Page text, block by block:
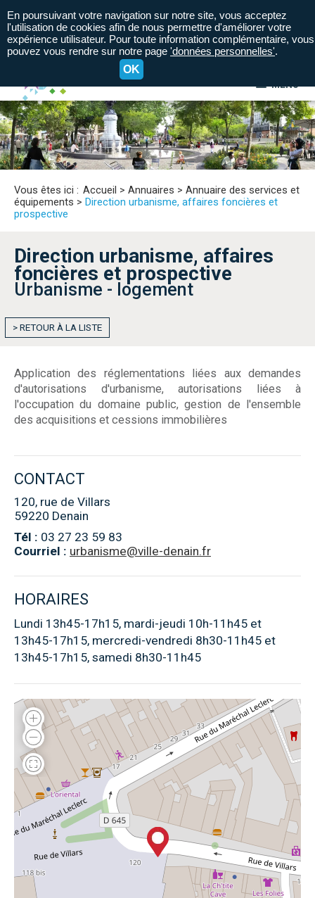
MENU
A= A- A+
Vous êtes ici : Accueil > Annuaires > Annuaire des services et
équipements > Direction urbanisme, affaires foncières et
prospective
Direction urbanisme, affaires
foncières et prospective
Urbanisme - logement
> RETOUR À LA LISTE
Application des réglementations liées aux demandes
d'autorisations d'urbanisme, autorisations liées à
l'occupation du domaine public, gestion de l'ensemble
des acquisitions et cessions immobilières
CONTACT
120, rue de Villars
59220 Denain
Tél : 03 27 23 59 83
Courriel : urbanisme@ville-denain.fr
HORAIRES
Lundi 13h45-17h15, mardi-jeudi 10h-11h45 et
13h45-17h15, mercredi-vendredi 8h30-11h45 et
13h45-17h15, samedi 8h30-11h45
En poursuivant votre navigation sur notre site, vous acceptez
l'utilisation de cookies afin de nous permettre d'améliorer votre
expérience utilisateur. Pour toute information complémentaire, vous
pouvez vous rendre sur notre page 'données personnelles'.
OK